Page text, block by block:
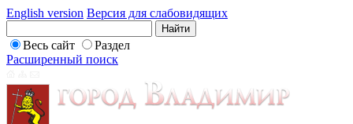
English version Версия для слабовидящих
Весь сайт
Раздел
Расширенный поиск